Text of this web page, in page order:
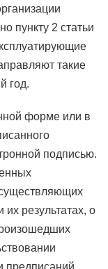
пункту 2 статьи
такие
год.
форме или в
подписью.
результатах, о
предписаний